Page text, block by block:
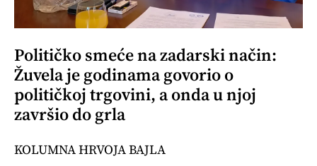
Političko smeće na zadarski način:
Žuvela je godinama govorio o
političkoj trgovini, a onda u njoj
završio do grla
KOLUMNA HRVOJA BAJLA